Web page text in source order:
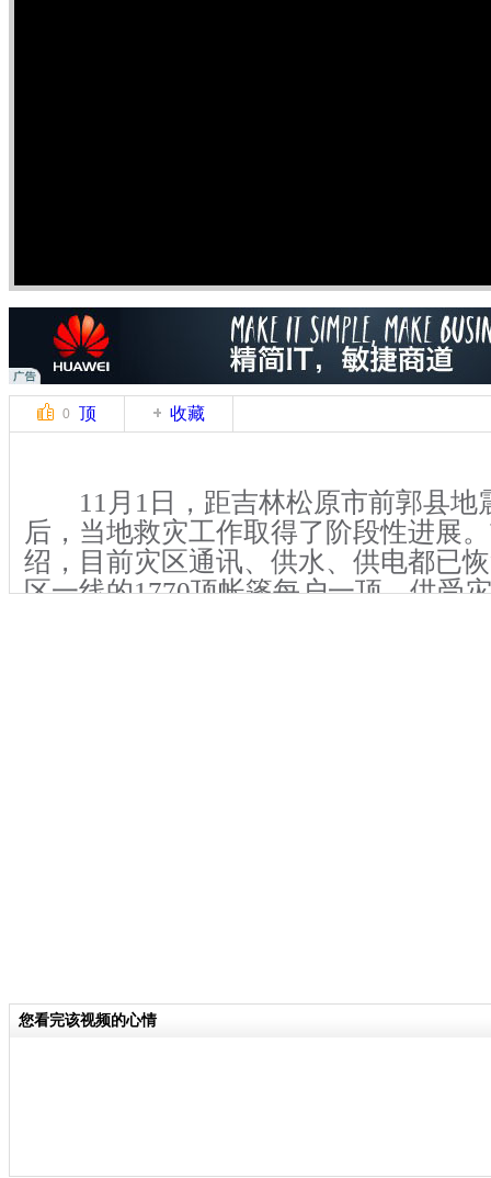
0 顶 收藏
11月1日，距吉林松原市前郭县地
后，当地救灾工作取得了阶段性进展
绍，目前灾区通讯、供水、供电都已
区一线的1770顶帐篷每户一顶，供受
您看完该视频的心情